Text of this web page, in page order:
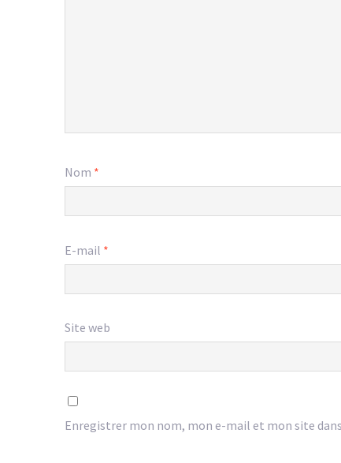
Nom *
E-mail *
Site web
Enregistrer mon nom, mon e-mail et mon site